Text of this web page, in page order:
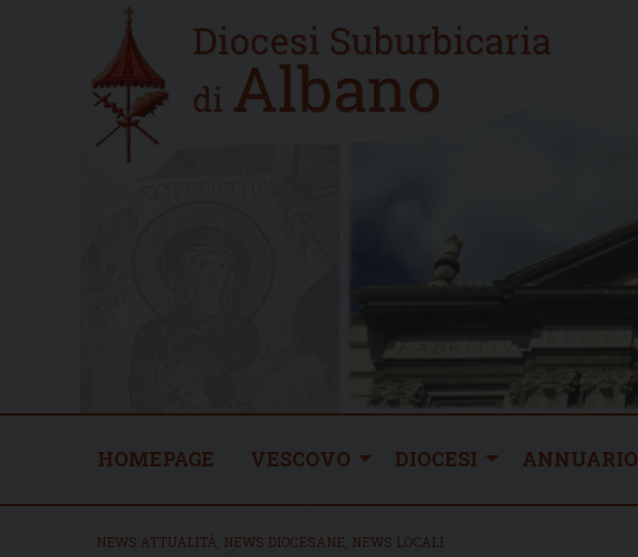
Home
new
HOMEPAGE VESCOVO DIOCESI ANNUARIO
NEWS ATTUALITÀ NEWS DIOCESANE NEWS LOCALI